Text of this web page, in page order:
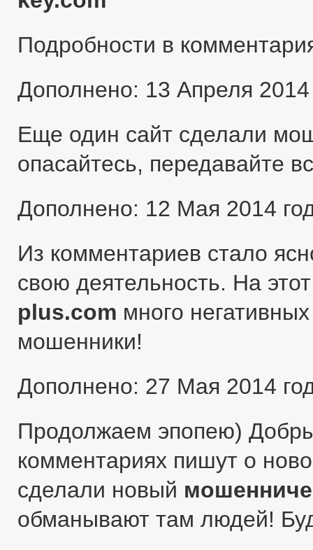
Подробности в
Дополнено: 13 Апреля 2014
Еще один сайт сделали
опасайтесь, передавайте
Дополнено: 12 Мая 2014
Из комментариев стало
свою деятельность. На
plus.com много
мошенники!
Дополнено: 27 Мая 2014
Продолжаем эпопею)
комментариях пишут о
сделали новый
обманывают там людей!